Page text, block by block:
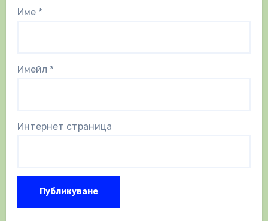
Име *
Имейл *
Интернет страница